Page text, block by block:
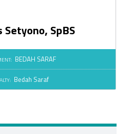
Setyono, SpBS
BEDAH SARAF
Bedah Saraf